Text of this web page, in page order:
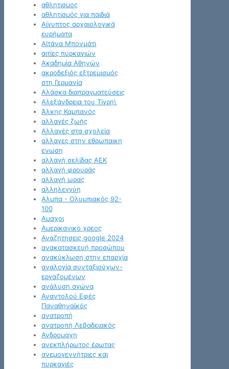
αθλητισμος
αθλητισμός για παιδιά
Αίγυπτος αρχαιολογικά
ευρήματα
Αϊτάνα Μπονμάτι
αιτίες πυρκαγιών
Ακαδημία Αθηνών
ακροδεξιός εξτρεμισμός
στη Γερμανία
Αλάσκα διαπραγματεύσεις
Αλεξάνδρεια του Τίγρη\
Άλκης Καμπανός
αλλαγές ζωής
Αλλαγές στα σχολεία
αλλαγες στην εθρωπαικη
ενωση
αλλαγή σελίδας ΑΕΚ
αλλαγή φρουράς
αλλαγή ωρας
αλληλεγγύη
Αλμπα - Ολυμπιακός 92-
100
Αμαχοι
Αμερικανικο χρεος
Αναζητησεις google 2024
ανακατασκευή προσώπου
ανακύκλωση στην επαρχία
αναλογία συνταξιούχων-
εργαζομένων
ανάλυση αγώνα
Αναντολού Εφές
Παναθηναϊκός
ανατροπή
ανατροπή Λεβαδειακός
Ανδρομαχη
ανεκπλήρωτος έρωτας
ανεμογεννήτριες και
πυρκαγιές